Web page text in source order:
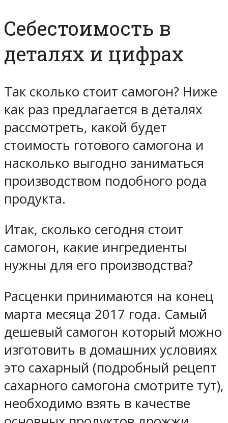
Себестоимость в
деталях и цифрах
Так сколько стоит самогон? Ниже
как раз предлагается в деталях
рассмотреть, какой будет
стоимость готового самогона и
насколько выгодно заниматься
производством подобного рода
продукта.
Итак, сколько сегодня стоит
самогон, какие ингредиенты
нужны для его производства?
Расценки принимаются на конец
марта месяца 2017 года. Самый
дешевый самогон который можно
изготовить в домашних условиях
это сахарный (подробный рецепт
сахарного самогона смотрите тут),
необходимо взять в качестве